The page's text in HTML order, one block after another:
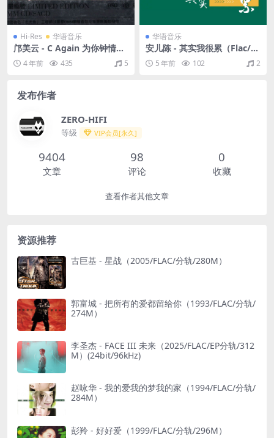
Hi-Res 华语音乐
邝美云 - C Again 为你钟情
（2018/SACD_DSF/分轨/1.6
1G）4 年前 435 5
华语音乐
安儿陈 - 其实我很累（Flac/2
7.4M）
5 年前 102 2
发布作者
ZERO-HIFI
等级 VIP会员[永久]
9404
文章
98
评论
0
收藏
查看作者其他文章
资源推荐
古巨基 - 星战（2005/FLAC/分轨/280M）
郭富城 - 把所有的爱都留给你（1993/FLAC/分轨/
274M）
李圣杰 - FACE III 未来（2025/FLAC/EP分轨/312
M）(24bit/96kHz)
赵咏华 - 我的爱我的梦我的家（1994/FLAC/分轨/
284M）
彭羚 - 好好爱（1999/FLAC/分轨/296M）